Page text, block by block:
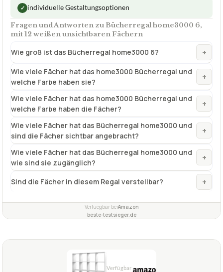
✓ individuelle Gestaltungsoptionen
Fragen und Antworten zu Bücherregal home3000 6,
mit 12 weißen unsichtbaren Fächern
Wie groß ist das Bücherregal home3000 6? +
Wie viele Fächer hat das home3000 Bücherregal und
welche Farbe haben sie?
+
Wie viele Fächer hat das home3000 Bücherregal und
welche Farbe haben die Fächer?
+
Wie viele Fächer hat das Bücherregal home3000 und
sind die Fächer sichtbar angebracht?
+
Wie viele Fächer hat das Bücherregal home3000 und
wie sind sie zugänglich?
+
Sind die Fächer in diesem Regal verstellbar? +
Verfuegbar beiAmazon
beste-testsieger.de